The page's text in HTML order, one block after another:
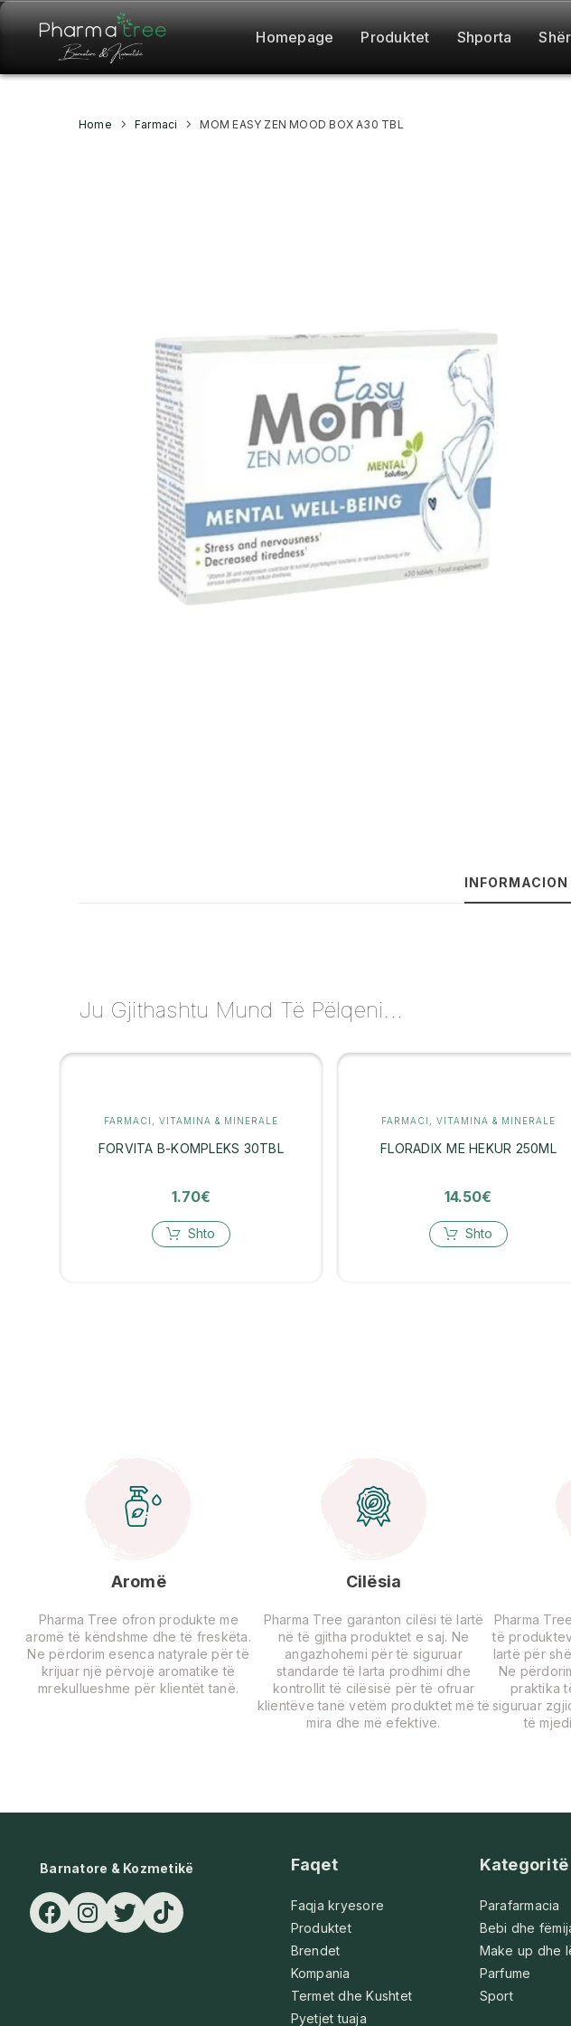
Homepage Produktet Shporta
Home Farmaci MOM EASY ZEN MOOD BOX A30 TBL
Ju Gjithashtu Mund Të Pëlqeni...
FARMACI VITAMINA & MINERALE
FORVITA B-KOMPLEKS 30TBL
1.70€
Shto
FARMACI VITAMINA & MINERALE
FLORADIX ME HEKUR 250ML
14.50€
Shto
Aromë
Pharma Tree ofron produkte me
aromë të këndshme dhe të freskëta.
Ne përdorim esenca natyrale për të
krijuar një përvojë aromatike të
mrekullueshme për klientët tanë.
Cilësia
Pharma Tree garanton cilësi të lartë
në të gjitha produktet e saj. Ne
angazhohemi për të siguruar
standarde të larta prodhimi dhe
kontrollit të cilësisë për të ofruar
klientëve tanë vetëm produktet më të
mira dhe më efektive.
Pharma
të
lartë për
Ne
praktika
siguruar
të
Barnatore & Kozmetikë Faqet
Faqja kryesore
Produktet
Brendet
Kompania
Termet dhe Kushtet
Pyetjet tuaja
Kategoritë
Parafarmacia
Bebi dhe
Make up dhe
Parfume
Sport